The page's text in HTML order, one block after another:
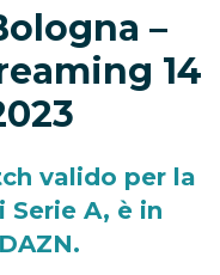
–
14
valido per la
A, è in